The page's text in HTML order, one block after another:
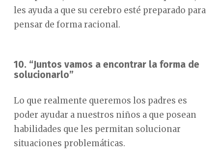
les ayuda a que su cerebro esté preparado para
pensar de forma racional.
10. “Juntos vamos a encontrar la forma de
solucionarlo”
Lo que realmente queremos los padres es
poder ayudar a nuestros niños a que posean
habilidades que les permitan solucionar
situaciones problemáticas.